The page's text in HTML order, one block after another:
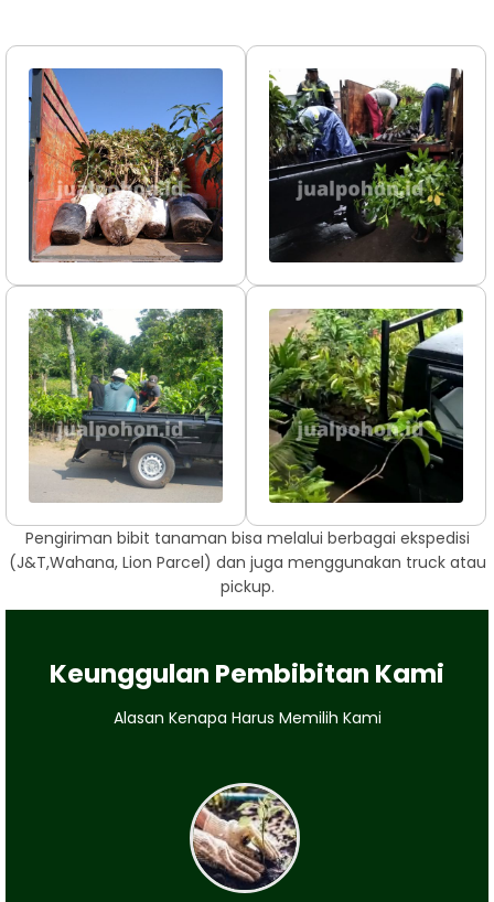
Pengiriman bibit tanaman bisa melalui berbagai ekspedisi
(J&T,Wahana, Lion Parcel) dan juga menggunakan truck atau
pickup.
Keunggulan Pembibitan Kami
Alasan Kenapa Harus Memilih Kami